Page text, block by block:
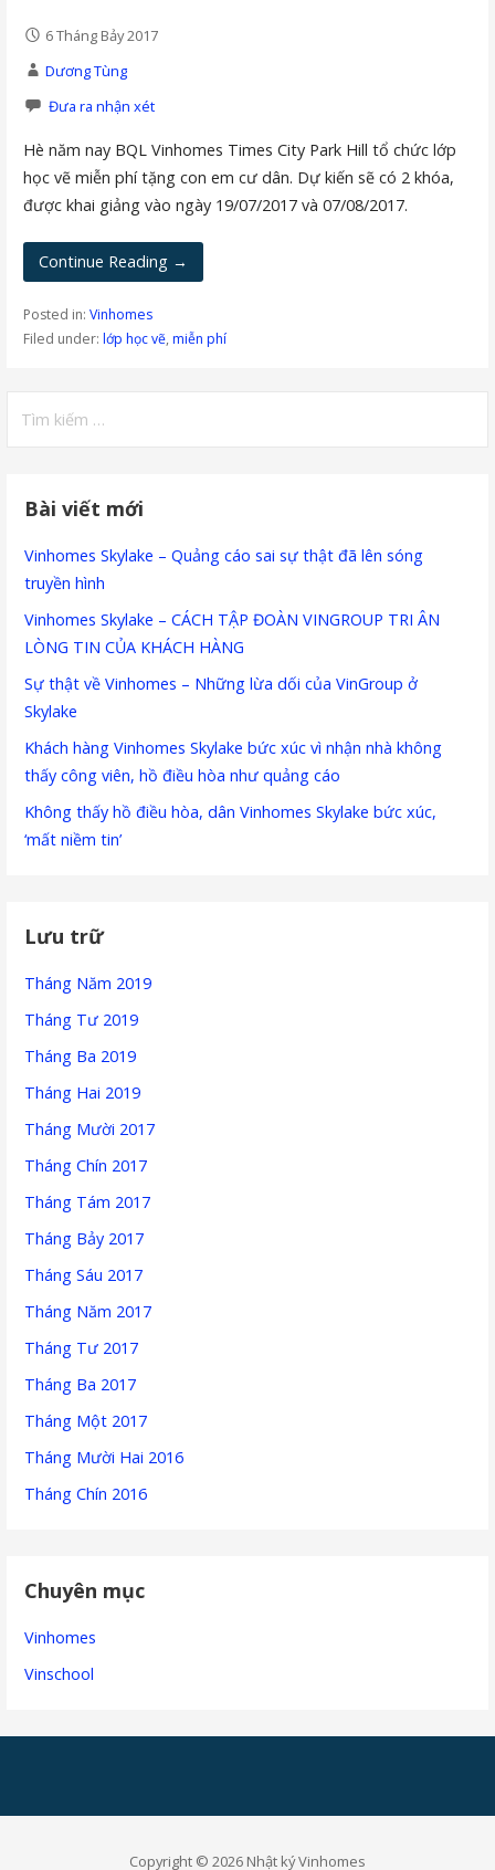
6 Tháng Bảy 2017
Dương Tùng
Đưa ra nhận xét
Hè năm nay BQL Vinhomes Times City Park Hill tổ chức lớp
học vẽ miễn phí tặng con em cư dân. Dự kiến sẽ có 2 khóa,
được khai giảng vào ngày 19/07/2017 và 07/08/2017.
Continue Reading →
Posted in: Vinhomes
Filed under: lớp học vẽ, miễn phí
kiếm
Bài viết mới
Vinhomes Skylake – Quảng cáo sai sự thật đã lên sóng
truyền hình
Vinhomes Skylake – CÁCH TẬP ĐOÀN VINGROUP TRI ÂN
LÒNG TIN CỦA KHÁCH HÀNG
Sự thật về Vinhomes – Những lừa dối của VinGroup ở
Skylake
Khách hàng Vinhomes Skylake bức xúc vì nhận nhà không
thấy công viên, hồ điều hòa như quảng cáo
Không thấy hồ điều hòa, dân Vinhomes Skylake bức xúc,
‘mất niềm tin’
Lưu trữ
Tháng Năm 2019
Tháng Tư 2019
Tháng Ba 2019
Tháng Hai 2019
Tháng Mười 2017
Tháng Chín 2017
Tháng Tám 2017
Tháng Bảy 2017
Tháng Sáu 2017
Tháng Năm 2017
Tháng Tư 2017
Tháng Ba 2017
Tháng Một 2017
Tháng Mười Hai 2016
Tháng Chín 2016
Chuyên mục
Vinhomes
Vinschool
Copyright © 2026 Nhật ký Vinhomes